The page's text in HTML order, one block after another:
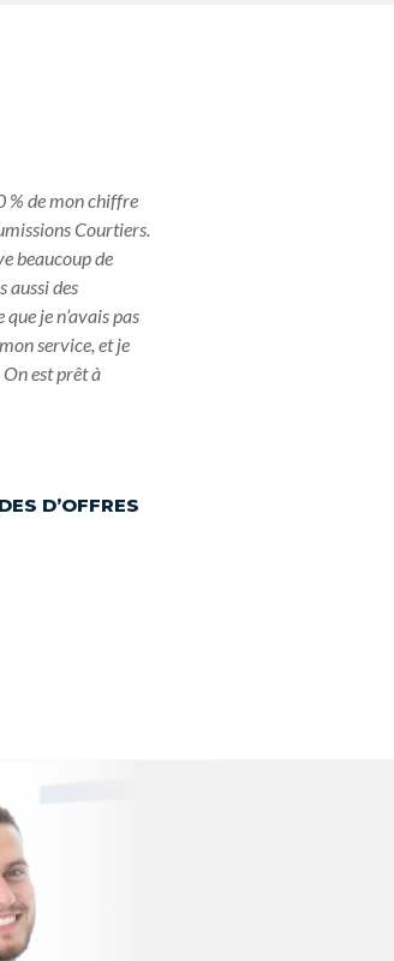
% de mon chiffre
Courtiers.
beaucoup de
aussi des
je n’avais pas
service, et je
est prêt à
D’OFFRES